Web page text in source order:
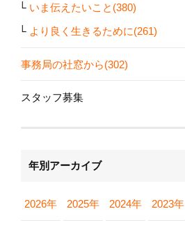
いま伝えたいこと(380)
より良く生きるために(261)
事務局の社窓から(302)
スタッフ募集
年別アーカイブ
2026年 2025年 2024年 2023年